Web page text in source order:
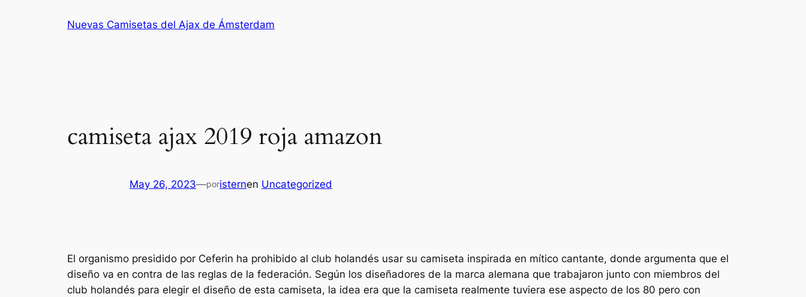
Nuevas Camisetas del Ajax de Ámsterdam
camiseta ajax 2019 roja amazon
May 26, 2023—poristernen Uncategorized
El organismo presidido por Ceferin ha prohibido al club holandés usar su camiseta inspirada en mítico cantante, donde argumenta que el
diseño va en contra de las reglas de la federación. Según los diseñadores de la marca alemana que trabajaron junto con miembros del
club holandés para elegir el diseño de esta camiseta, la idea era que la camiseta realmente tuviera ese aspecto de los 80 pero con